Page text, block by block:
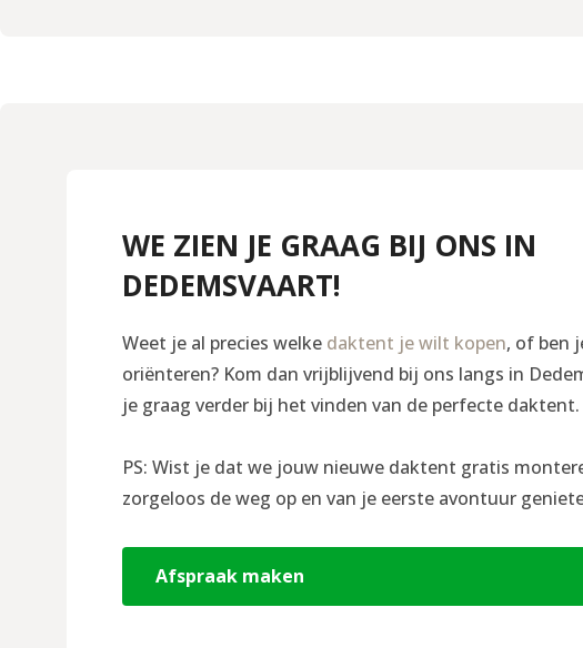
WE ZIEN JE GRAAG BIJ ONS IN
DEDEMSVAART!
Weet je al precies welke daktent je wilt kopen, of ben
oriënteren? Kom dan vrijblijvend bij ons langs in
je graag verder bij het vinden van de perfecte daktent.
PS: Wist je dat we jouw nieuwe daktent gratis
zorgeloos de weg op en van je eerste avontuur
Afspraak maken